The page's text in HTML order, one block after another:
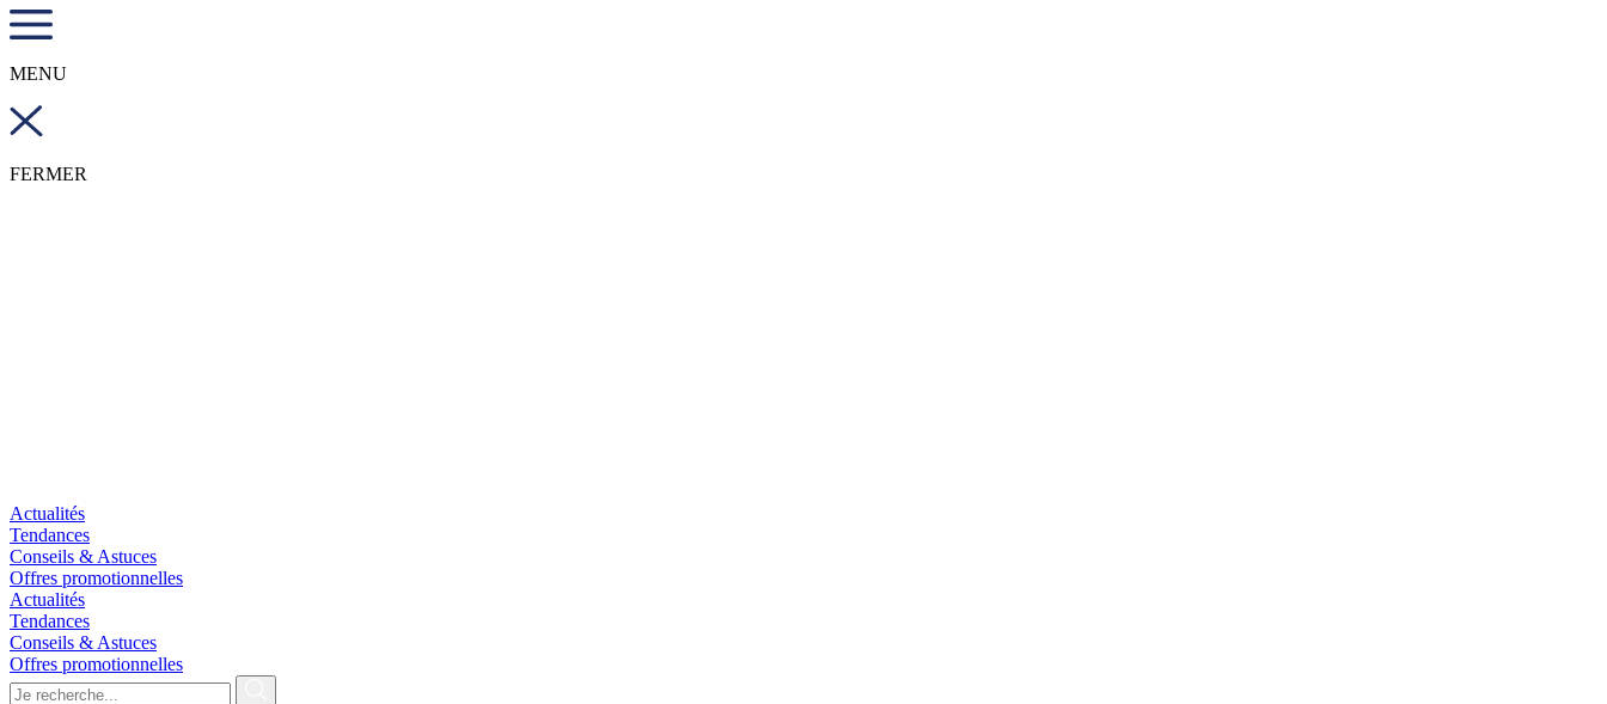
MENU
FERMER
Actualités
Tendances
Conseils & Astuces
Offres promotionnelles
Actualités
Tendances
Conseils & Astuces
Offres promotionnelles